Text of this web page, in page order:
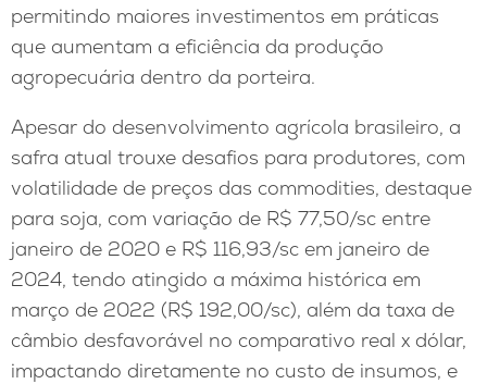
permitindo maiores investimentos em práticas
que aumentam a eficiência da produção
agropecuária dentro da porteira.
Apesar do desenvolvimento agrícola brasileiro, a
safra atual trouxe desafios para produtores, com
volatilidade de preços das commodities, destaque
para soja, com variação de R$ 77,50/sc entre
janeiro de 2020 e R$ 116,93/sc em janeiro de
2024, tendo atingido a máxima histórica em
março de 2022 (R$ 192,00/sc), além da taxa de
câmbio desfavorável no comparativo real x dólar,
impactando diretamente no custo de insumos, e